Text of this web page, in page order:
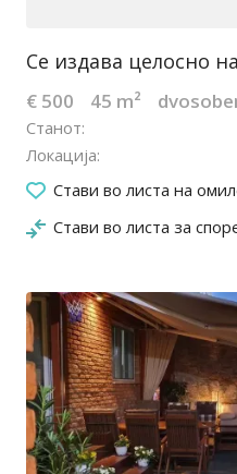
Се издава целосно
€ 500 45 m²
Станот
Локација
Стави во листа на
Стави во листа за
21.07.2025